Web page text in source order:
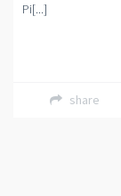
Pi[...]
share